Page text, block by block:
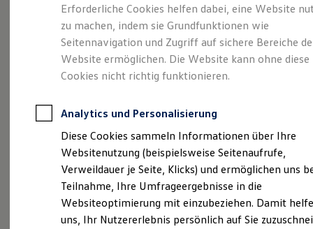
Leasing
Leasing-Angebote
Gebrauchtwagen Leasing
Junge Gebrauchtwagen-Leasing
Elektroauto Leasing
Kleinwagen-Leasing
Leasing ohne Anzahlung
Autokredit mit Schlussrate
Versicherungen und Garantien
Kfz-Versicherung
Restschuldversicherungen
Garantien
Wartungsverträge
Geschäftskunden
Professional Class bei Volkswagen
Großkunden
Behörden
Karriere beiAutohaus
Hoffmann
Erforderliche Cookies helfen dabei, eine Website
zu machen, indem sie Grundfunktionen wie
Seitennavigation und Zugriff auf sichere Bereiche
Website ermöglichen. Die Website kann ohne diese
Cookies nicht richtig funktionieren.
Analytics und Personalisierung
Diese Cookies sammeln Informationen über Ihre
Websitenutzung (beispielsweise Seitenaufrufe,
Verweildauer je Seite, Klicks) und ermöglichen uns
Teilnahme, Ihre Umfrageergebnisse in die
Websiteoptimierung mit einzubeziehen. Damit
uns, Ihr Nutzererlebnis persönlich auf Sie